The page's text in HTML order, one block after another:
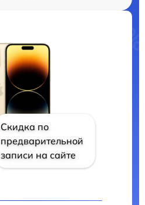
Скидка по
предварительной
записи на сайте